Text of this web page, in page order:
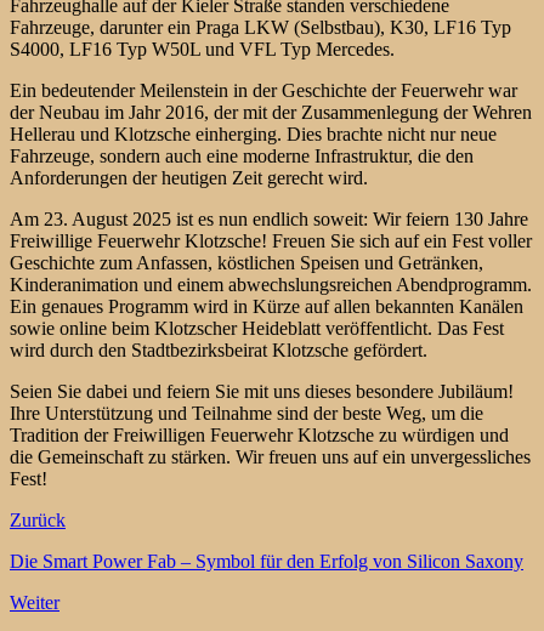
Fahrzeughalle auf der Kieler Straße standen verschiedene
Fahrzeuge, darunter ein Praga LKW (Selbstbau), K30, LF16 Typ
S4000, LF16 Typ W50L und VFL Typ Mercedes.
Ein bedeutender Meilenstein in der Geschichte der Feuerwehr war
der Neubau im Jahr 2016, der mit der Zusammenlegung der Wehren
Hellerau und Klotzsche einherging. Dies brachte nicht nur neue
Fahrzeuge, sondern auch eine moderne Infrastruktur, die den
Anforderungen der heutigen Zeit gerecht wird.
Am 23. August 2025 ist es nun endlich soweit: Wir feiern 130 Jahre
Freiwillige Feuerwehr Klotzsche! Freuen Sie sich auf ein Fest voller
Geschichte zum Anfassen, köstlichen Speisen und Getränken,
Kinderanimation und einem abwechslungsreichen Abendprogramm.
Ein genaues Programm wird in Kürze auf allen bekannten Kanälen
sowie online beim Klotzscher Heideblatt veröffentlicht. Das Fest
wird durch den Stadtbezirksbeirat Klotzsche gefördert.
Seien Sie dabei und feiern Sie mit uns dieses besondere Jubiläum!
Ihre Unterstützung und Teilnahme sind der beste Weg, um die
Tradition der Freiwilligen Feuerwehr Klotzsche zu würdigen und
die Gemeinschaft zu stärken. Wir freuen uns auf ein unvergessliches
Fest!
Zurück
Die Smart Power Fab – Symbol für den Erfolg von Silicon Saxony
Weiter